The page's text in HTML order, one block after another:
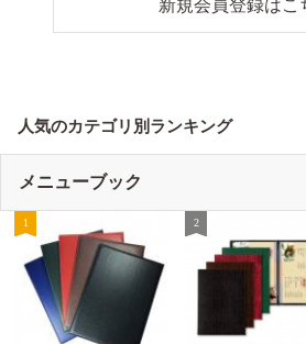
新規会員登録はこ
人気のカテゴリ別ランキング
メニューブック